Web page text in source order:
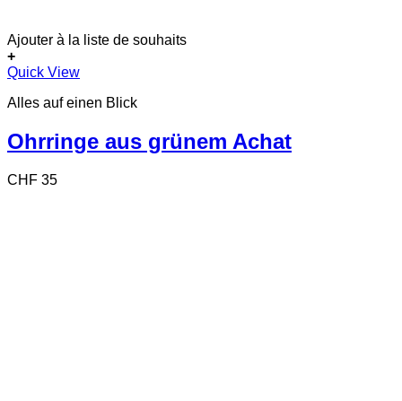
Ajouter à la liste de souhaits
+
Quick View
Alles auf einen Blick
Ohrringe aus grünem Achat
CHF 35